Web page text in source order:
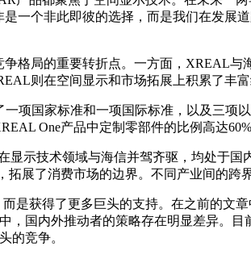
一个非此即彼的选择，而是我们在发展
格局的重要转折点。一方面，XREAL
则在空间显示和市场拓展上积累了丰
项国家标准和一项国际标准，以及三项
One产品中定制零部件的比例高达60%
示技术领域与海信并驾齐驱，均处于国
展了消费市场的边界。不同产业间的跨
是获得了更多巨头的支持。在之前的文
，国内外推动者的策略存在明显差异。目
的竞争。